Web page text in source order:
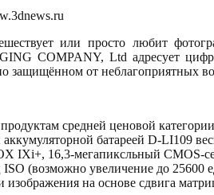
или просто любит
COMPANY, Ltd адресует
защищённом от неблагоприятных
средней ценовой
батареей D-LI109
IXi+, 16,3-мегапиксльный CMOS-
ISO (возможно увеличение до
изображения на основе сдвига